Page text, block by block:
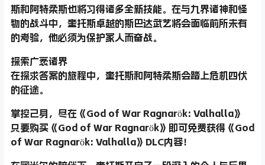
斯和阿特柔斯也将习得诸多全新技能。在与九界诸神和怪
物的战斗中，奎托斯卓越的斯巴达武艺将会面临前所未有
的考验，他必须为保护家人而奋战。
探索广袤诸界
在探求答案的旅程中，奎托斯和阿特柔斯会踏上危机四伏
的征途。
掌控己身，尽在《God of War Ragnarök: Valhalla》
只要购买《God of War Ragnarök》即可免费获得《God
of War Ragnarök: Valhalla》DLC内容！